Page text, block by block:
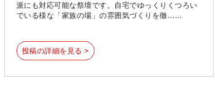
派にも対応可能な祭壇です。自宅でゆっくりくつろい
でいる様な「家族の場」の雰囲気づくりを徹……
投稿の詳細を見る >